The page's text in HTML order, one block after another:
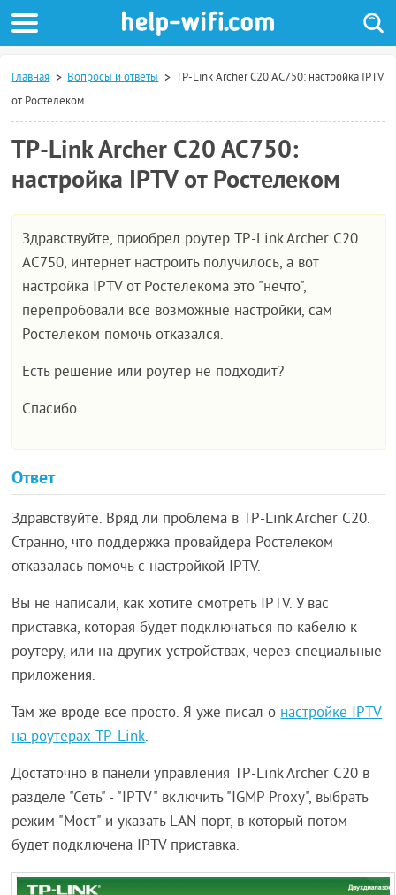
Главная Вопросы и ответы
TP-Link Archer C20 AC750: настройка IPTV
от Ростелеком
TP-Link Archer C20 AC750:
настройка IPTV от Ростелеком
Здравствуйте, приобрел роутер TP-Link Archer C20
AC750, интернет настроить получилось, а вот
настройка IPTV от Ростелекома это "нечто",
перепробовали все возможные настройки, сам
Ростелеком помочь отказался.
Есть решение или роутер не подходит?
Спасибо.
Ответ
Здравствуйте. Вряд ли проблема в TP-Link Archer C20.
Странно, что поддержка провайдера Ростелеком
отказалась помочь с настройкой IPTV.
Вы не написали, как хотите смотреть IPTV. У вас
приставка, которая будет подключаться по кабелю к
роутеру, или на других устройствах, через специальные
приложения.
Там же вроде все просто. Я уже писал онастройке IPTV
на роутерах TP-Link.
Достаточно в панели управления TP-Link Archer C20 в
разделе "Сеть" - "IPTV" включить "IGMP Proxy", выбрать
режим "Мост" и указать LAN порт, в который потом
будет подключена IPTV приставка.